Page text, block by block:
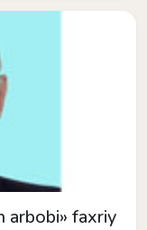
arbobi» faxriy